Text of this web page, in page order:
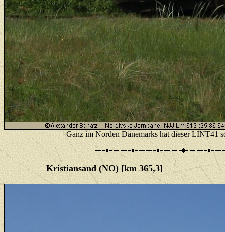
Ganz im Norden Dänemarks hat dieser LINT41
Kristiansand (NO) [km 365,3]